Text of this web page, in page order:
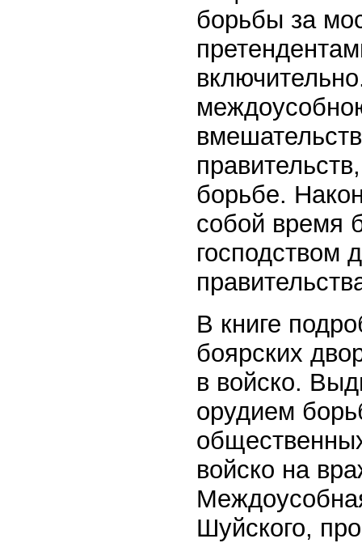
борьбы за
борьбе.
собой время
господством
В книге
боярских
в войско.
орудием
войско на
Шуйского,